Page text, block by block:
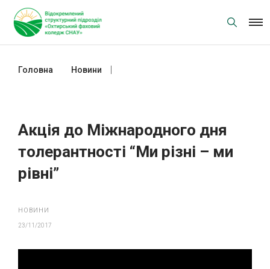
content
Головна Новини
Акція до Міжнародного дня
толерантності “Ми різні – ми
рівні”
НОВИНИ
23/11/2017